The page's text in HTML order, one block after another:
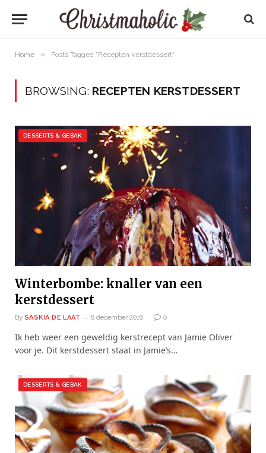
Home » Posts Tagged "Recepten kerstdessert"
BROWSING: RECEPTEN KERSTDESSERT
DESSERTS & GEBAK
Winterbombe: knaller van een
kerstdessert
By SASKIA DE LAAT 8 december 2016 0
Ik heb weer een geweldig kerstrecept van Jamie Oliver
voor je. Dit kerstdessert staat in Jamie’s…
DESSERTS & GEBAK